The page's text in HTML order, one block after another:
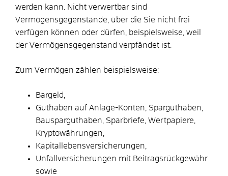
werden kann. Nicht verwertbar sind
Vermögensgegenstände, über die Sie nicht frei
verfügen können oder dürfen, beispielsweise, weil
der Vermögensgegenstand verpfändet ist.
Zum Vermögen zählen beispielsweise:
Bargeld,
Guthaben auf Anlage-Konten, Sparguthaben,
Bausparguthaben, Sparbriefe, Wertpapiere,
Kryptowährungen,
Kapitallebensversicherungen,
Unfallversicherungen mit Beitragsrückgewähr
sowie